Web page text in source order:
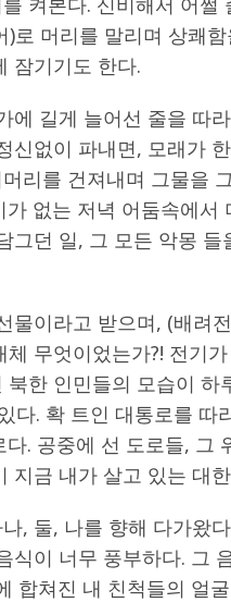
로 머리를 말리며 상쾌
잠기기도 한다.
에 길게 늘어선 줄을 따
신없이 파내면, 모래가
리를 건져내며 그물을
없는 저녁 어둠속에서
그던 일, 그 모든 악몽 들
물이라고 받으며, (배려
무엇이었는가?! 전기
한 인민들의 모습이 하
다. 확 트인 대통로를 따
. 공중에 선 도로들, 그
지금 내가 살고 있는 대
, 둘, 나를 향해 다가왔
식이 너무 풍부하다. 그
합쳐진 내 친척들의 얼